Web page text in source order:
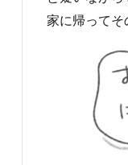
家に帰ってそ